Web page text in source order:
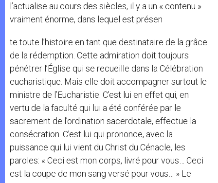
l’actualise au cours des siècles, il y a un « contenu »
vraiment énorme, dans lequel est présen
te toute l’histoire en tant que destinataire de la grâce
de la rédemption. Cette admiration doit toujours
pénétrer l’Église qui se recueille dans la Célébration
eucharistique. Mais elle doit accompagner surtout le
ministre de l’Eucharistie. C’est lui en effet qui, en
vertu de la faculté qui lui a été conférée par le
sacrement de l’ordination sacerdotale, effectue la
consécration. C’est lui qui prononce, avec la
puissance qui lui vient du Christ du Cénacle, les
paroles: « Ceci est mon corps, livré pour vous… Ceci
est la coupe de mon sang versé pour vous… » Le